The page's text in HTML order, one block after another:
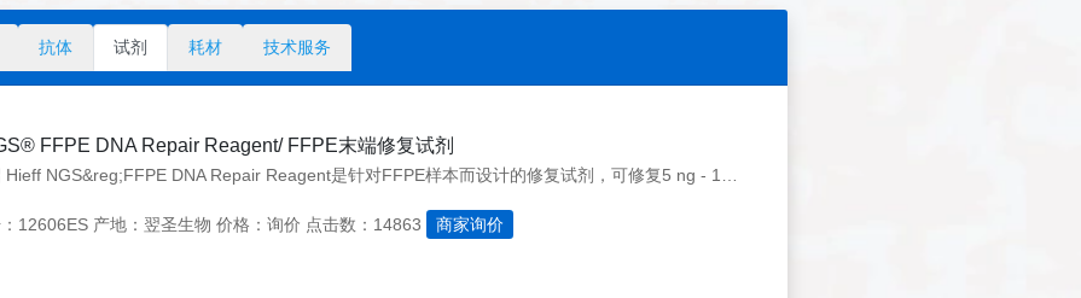
抗体 试剂 耗材 技术服务
FFPE DNA Repair Reagent/ FFPE末端修复试剂
12606ES 产地：翌圣生物 价格：询价 点击数：14863 商家询价